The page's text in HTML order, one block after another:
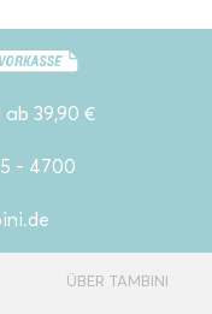
39,90 €
- 4700
ÜBER TAMBINI